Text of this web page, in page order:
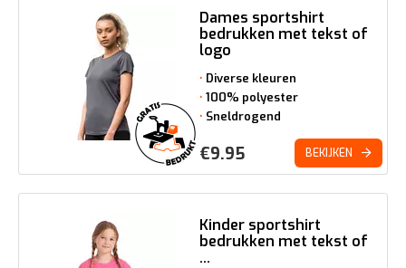
Dames sportshirt
bedrukken met tekst of
logo
Diverse kleuren
100% polyester
Sneldrogend
€9.95 BEKIJKEN
Kinder sportshirt
bedrukken met tekst of
...